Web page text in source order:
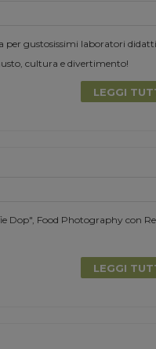
per gustosissimi laboratori
cultura e divertimento!
LEGGI
Dop", Food Photography con
LEGGI